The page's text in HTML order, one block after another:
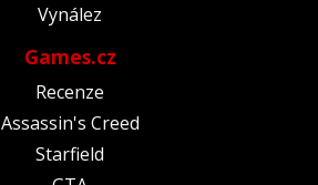
Vynález
Games.cz
Recenze
Assassin's Creed
Starfield